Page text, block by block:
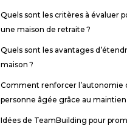
Quels sont les critères à évaluer
une maison de retraite ?
Quels sont les avantages
maison ?
Comment renforcer l’autonomie
personne âgée grâce au
Idées de TeamBuilding pour